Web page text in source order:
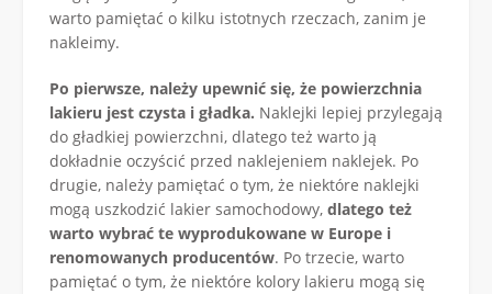
warto pamiętać o kilku istotnych rzeczach, zanim je
nakleimy.
Po pierwsze, należy upewnić się, że powierzchnia
lakieru jest czysta i gładka. Naklejki lepiej przylegają
do gładkiej powierzchni, dlatego też warto ją
dokładnie oczyścić przed naklejeniem naklejek. Po
drugie, należy pamiętać o tym, że niektóre naklejki
mogą uszkodzić lakier samochodowy, dlatego też
warto wybrać te wyprodukowane w Europe i
renomowanych producentów. Po trzecie, warto
pamiętać o tym, że niektóre kolory lakieru mogą się